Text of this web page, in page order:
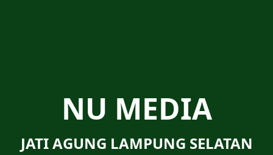
NU MEDIA
JATI AGUNG LAMPUNG SELATAN